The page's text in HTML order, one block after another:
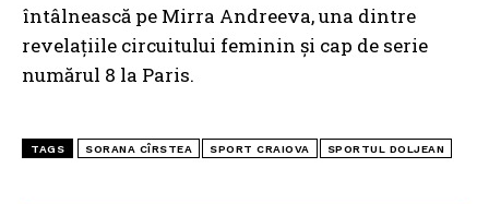
întâlnească pe Mirra Andreeva, una dintre
revelațiile circuitului feminin și cap de serie
numărul 8 la Paris.
TAGS SORANA CÎRSTEA SPORT CRAIOVA SPORTUL DOLJEAN